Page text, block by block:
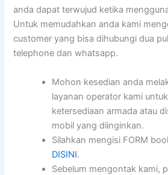
anda dapat terwujud ketika
Untuk memudahkan anda kami
customer yang bisa dihubungi dua
telephone dan whatsapp.
Mohon kesedian anda
layanan operator kami
ketersediaan armada atau
mobil yang diinginkan.
Silahkan mengisi FORM
DISINI.
Sebelum mengontak kami,